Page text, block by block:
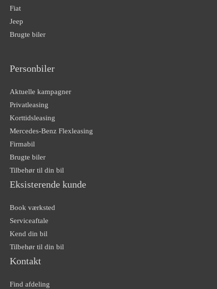
Fiat
Jeep
Brugte biler
Personbiler
Aktuelle kampagner
Privatleasing
Korttidsleasing
Mercedes-Benz Flexleasing
Firmabil
Brugte biler
Tilbehør til din bil
Eksisterende kunde
Book værksted
Serviceaftale
Kend din bil
Tilbehør til din bil
Kontakt
Find afdeling